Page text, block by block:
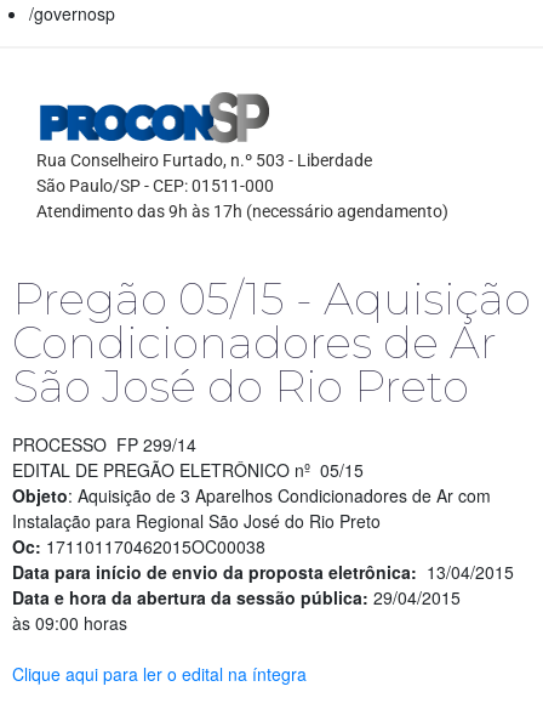
/governosp
Rua Conselheiro Furtado, n.º 503 - Liberdade
São Paulo/SP - CEP: 01511-000
Atendimento das 9h às 17h (necessário agendamento)
Pregão 05/15 - Aquisição
Condicionadores de Ar
São José do Rio Preto
PROCESSO FP 299/14
EDITAL DE PREGÃO ELETRÔNICO nº 05/15
Objeto: Aquisição de 3 Aparelhos Condicionadores de Ar com
Instalação para Regional São José do Rio Preto
Oc: 171101170462015OC00038
Data para início de envio da proposta eletrônica: 13/04/2015
Data e hora da abertura da sessão pública: 29/04/2015
às 09:00 horas
Clique aqui para ler o edital na íntegra